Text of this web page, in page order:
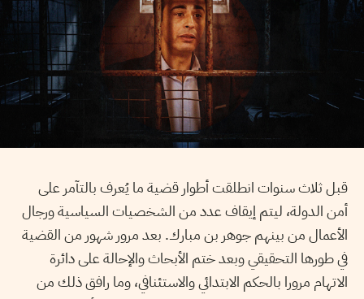
قبل ثلاث سنوات انطلقت أطوار قضية ما يُعرف بالتآمر على
أمن الدولة، ليتم إيقاف عدد من الشخصيات السياسية ورجال
الأعمال من بينهم جوهر بن مبارك. بعد مرور شهور من القضية
في طورها التحقيقي وبعد ختم الأبحاث والإحالة على دائرة
الاتهام مرورا بالحكم الابتدائي والاستئنافي، وما رافق ذلك من